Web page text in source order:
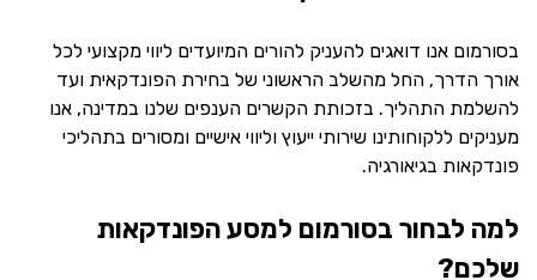
בסורמום אנו דואגים להעניק להורים המיועדים ליווי מקצועי לכל
אורך הדרך, החל מהשלב הראשוני של בחירת הפונדקאית ועד
להשלמת התהליך. בזכותת הקשרים הענפים שלנו במדינה, אנו
מעניקים ללקוחותינו שירותי ייעוץ וליווי אישיים ומסורים בתהליכי
פונדקאות בגיאורגיה.
למה לבחור בסורמום למסע הפונדקאות
שלכם?